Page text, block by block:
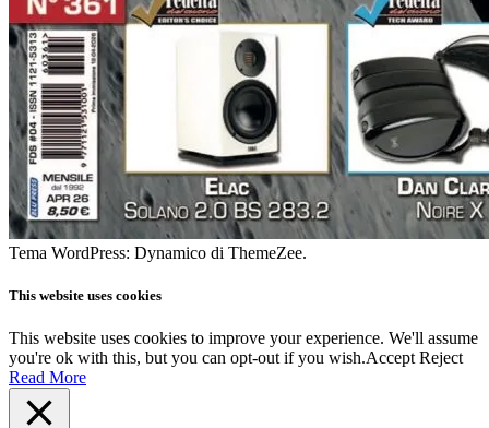
Tema WordPress: Dynamico di ThemeZee.
This website uses cookies
This website uses cookies to improve your experience. We'll assume
you're ok with this, but you can opt-out if you wish.Accept Reject
Read More